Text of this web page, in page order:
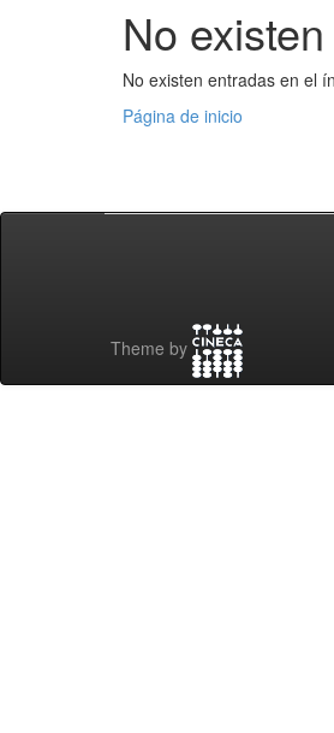
No
No existen entradas en el
Página de inicio
Theme by